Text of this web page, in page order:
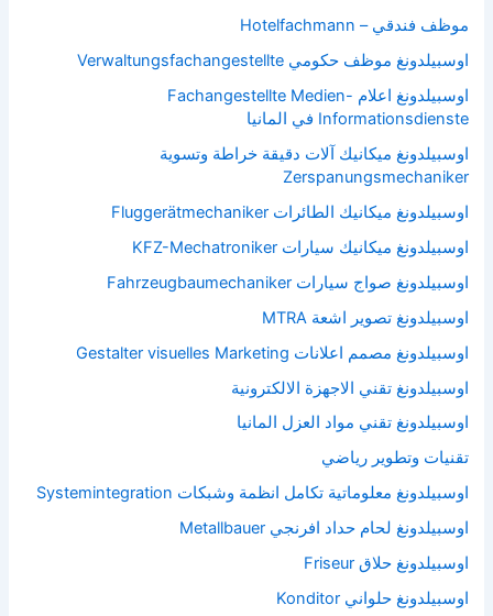
موظف فندقي – Hotelfachmann
اوسبيلدونغ موظف حكومي Verwaltungsfachangestellte
اوسبيلدونغ اعلام Fachangestellte Medien-
Informationsdienste في المانيا
اوسبيلدونغ ميكانيك آلات دقيقة خراطة وتسوية
Zerspanungsmechaniker
اوسبيلدونغ ميكانيك الطائرات Fluggerätmechaniker
اوسبيلدونغ ميكانيك سيارات KFZ-Mechatroniker
اوسبيلدونغ صواج سيارات Fahrzeugbaumechaniker
اوسبيلدونغ تصوير اشعة MTRA
اوسبيلدونغ مصمم اعلانات Gestalter visuelles Marketing
اوسبيلدونغ تقني الاجهزة الالكترونية
اوسبيلدونغ تقني مواد العزل المانيا
تقنيات وتطوير رياضي
اوسبيلدونغ معلوماتية تكامل انظمة وشبكات Systemintegration
اوسبيلدونغ لحام حداد افرنجي Metallbauer
اوسبيلدونغ حلاق Friseur
اوسبيلدونغ حلواني Konditor